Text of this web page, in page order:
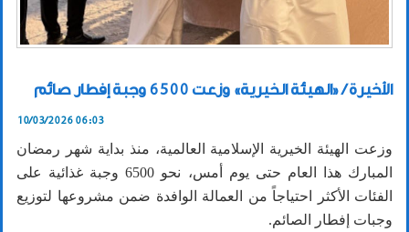
الأخيرة / «الهيئة الخيرية» وزعت 6500 وجبة إفطار صائم
10/03/2026 06:03
وزعت الهيئة الخيرية الإسلامية العالمية، منذ بداية شهر رمضان
المبارك هذا العام حتى يوم أمس، نحو 6500 وجبة غذائية على
الفئات الأكثر احتياجاً من العمالة الوافدة ضمن مشروعها لتوزيع
وجبات إفطار الصائم.